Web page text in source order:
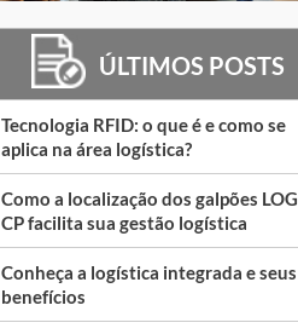
ÚLTIMOS POSTS
Tecnologia RFID: o que é e como se
aplica na área logística?
Como a localização dos galpões LOG
CP facilita sua gestão logística
Conheça a logística integrada e seus
benefícios